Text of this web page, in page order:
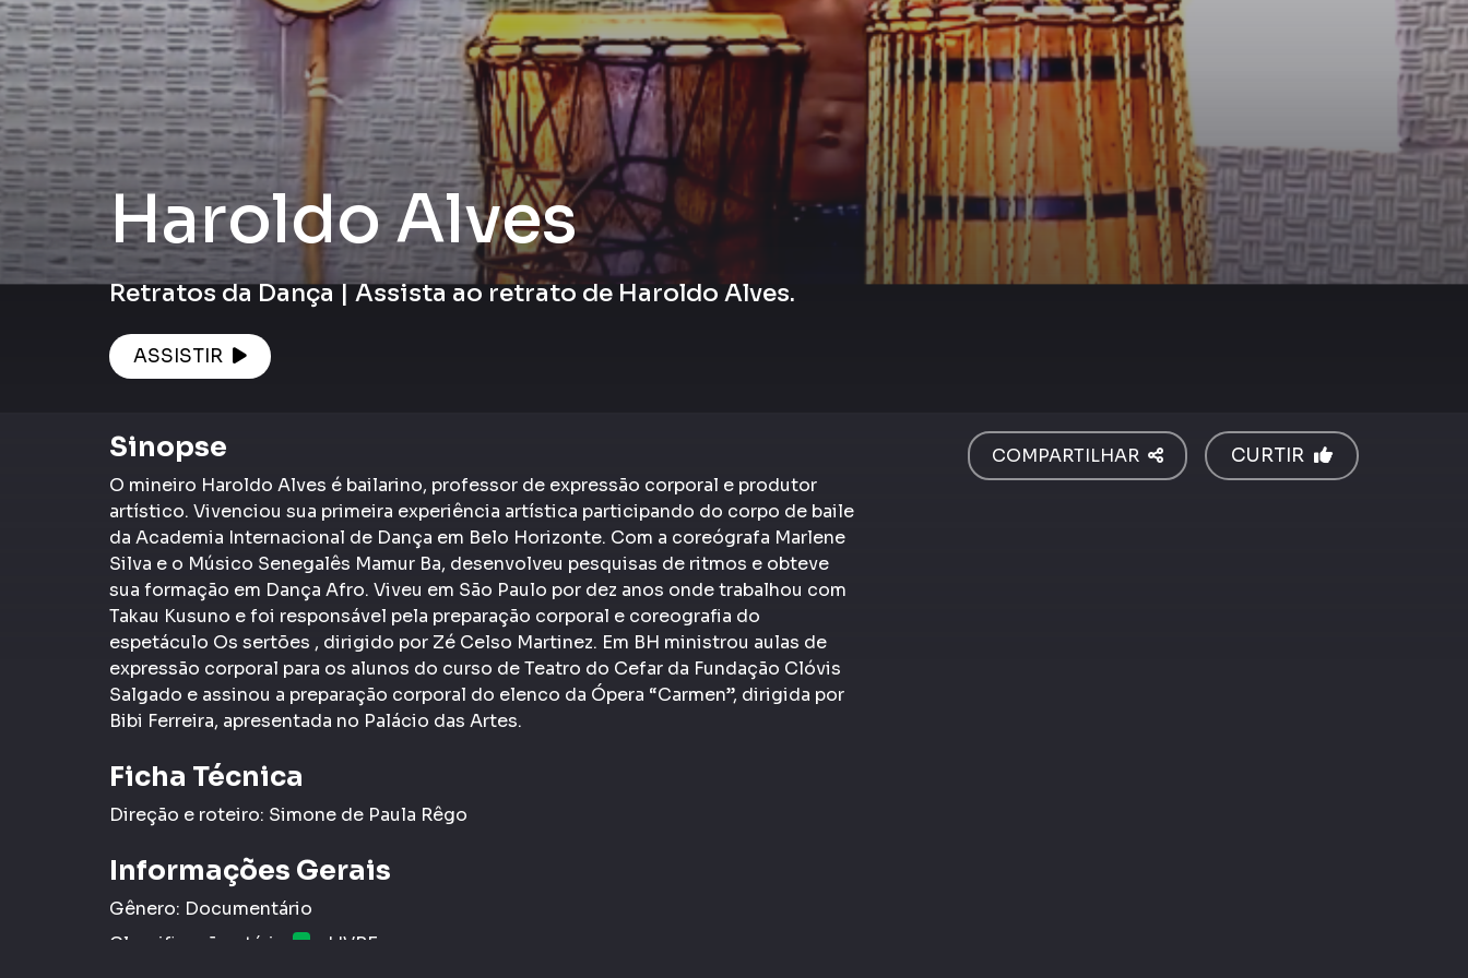
Haroldo Alves
Retratos da Dança | Assista ao retrato de Haroldo Alves.
ASSISTIR
Sinopse
O mineiro Haroldo Alves é bailarino, professor de expressão corporal e produtor
artístico. Vivenciou sua primeira experiência artística participando do corpo de baile
da Academia Internacional de Dança em Belo Horizonte. Com a coreógrafa Marlene
Silva e o Músico Senegalês Mamur Ba, desenvolveu pesquisas de ritmos e obteve
sua formação em Dança Afro. Viveu em São Paulo por dez anos onde trabalhou com
Takau Kusuno e foi responsável pela preparação corporal e coreografia do
espetáculo Os sertões , dirigido por Zé Celso Martinez. Em BH ministrou aulas de
expressão corporal para os alunos do curso de Teatro do Cefar da Fundação Clóvis
Salgado e assinou a preparação corporal do elenco da Ópera “Carmen”, dirigida por
Bibi Ferreira, apresentada no Palácio das Artes.
Ficha Técnica
Direção e roteiro: Simone de Paula Rêgo
Informações Gerais
Gênero: Documentário
Classificação etária:
L
- LIVRE
COMPARTILHAR CURTIR